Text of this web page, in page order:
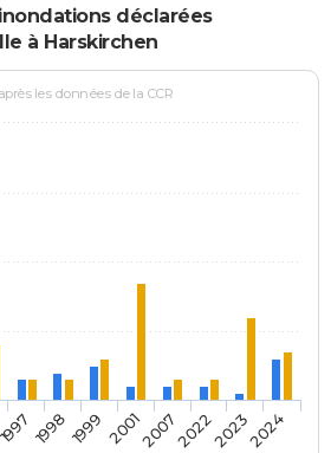
déclarées
à Harskirchen
les données de la CCR
199719981999 20012007202220232024